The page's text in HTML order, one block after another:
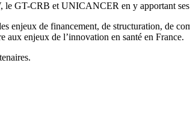
GT-CRB et UNICANCER en y apportant ses
enjeux de financement, de structuration, de
aux enjeux de l’innovation en santé en France.